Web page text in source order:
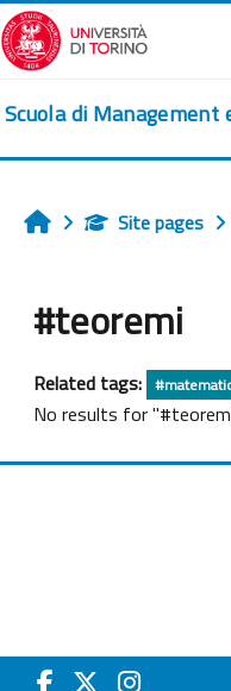
Skip to main content
Scuola di Management
HomeSite pages
#teoremi
Related tags:
No results for